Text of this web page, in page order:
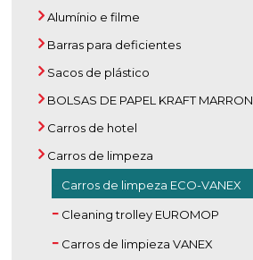
Alumínio e filme
Barras para deficientes
Sacos de plástico
BOLSAS DE PAPEL KRAFT MARRON
Carros de hotel
Carros de limpeza
Carros de limpeza ECO-VANEX
Cleaning trolley EUROMOP
Carros de limpieza VANEX